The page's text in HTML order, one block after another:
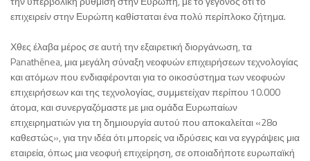
επιχειρείν στην Ευρώπη καθίσταται ένα πολύ περίπλοκο ζήτημα.
Χθες έλαβα μέρος σε αυτή την εξαιρετική διοργάνωση, τα
Panathēnea, μια μεγάλη σύναξη νεοφυών επιχειρήσεων τεχνολογίας
και ατόμων που ενδιαφέρονται για το οικοσύστημα των νεοφυών
επιχειρήσεων και της τεχνολογίας, συμμετείχαν περίπου 10.000
άτομα, και συνεργαζόμαστε με μια ομάδα Ευρωπαίων
επιχειρηματιών για τη δημιουργία αυτού που αποκαλείται «28ο
καθεστώς», για την ιδέα ότι μπορείς να ιδρύσεις και να εγγράψεις μια
εταιρεία, όπως μια νεοφυή επιχείρηση, σε οποιαδήποτε ευρωπαϊκή